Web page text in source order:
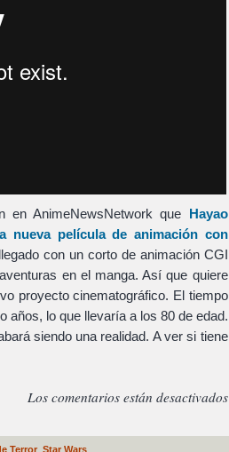
en AnimeNewsNetwork que Hayao
película de animación con
con un corto de animación CGI
en el manga. Así que quiere
proyecto cinematográfico. El tiempo
años, lo que llevaría a los 80 de edad.
siendo una realidad. A ver si tiene
Los comentarios están desactivados
Terror, Star Wars.